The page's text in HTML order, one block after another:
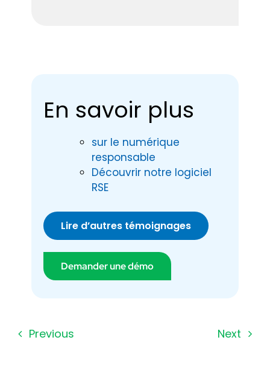
En savoir plus
sur le numérique
responsable
Découvrir notre logiciel
RSE
Lire d’autres témoignages
Demander une démo
Previous Next